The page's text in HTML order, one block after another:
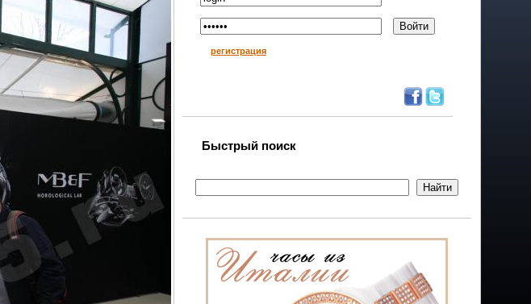
регистрация
Быстрый поиск